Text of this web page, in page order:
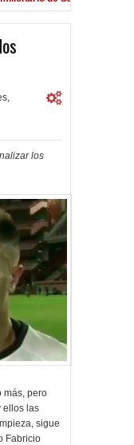
,
los
más, pero
ellos las
sigue
Fabricio